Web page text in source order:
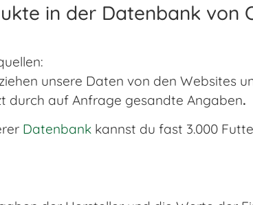
in der Datenbank von
unsere Daten von den Websites
durch auf Anfrage gesandte Angaben.
Datenbank kannst du fast 3.000